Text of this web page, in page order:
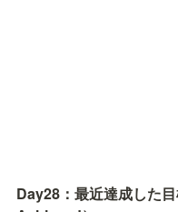
Day28：最近達成した